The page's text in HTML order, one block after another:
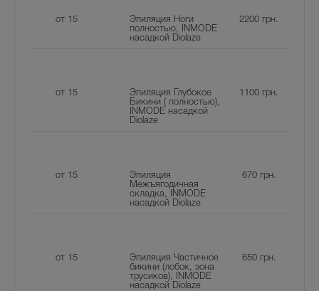
от 15
Эпиляция Ноги
полностью, INMODE
насадкой Diolaze
2200 грн.
от 15
Эпиляция Глубокое
Бикини ( полностью),
INMODE насадкой
Diolaze
1100 грн.
от 15
Эпиляция
Межъягодичная
складка, INMODE
насадкой Diolaze
670грн.
от 15
Эпиляция Частичное
бикини (лобок, зона
трусиков), INMODE
насадкой Diolaze
650грн.